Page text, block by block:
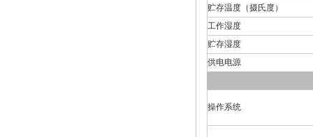
贮存温度（摄氏度）
工作湿度
贮存湿度
供电电源
操作系统